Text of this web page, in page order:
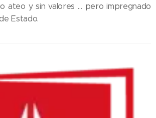
ateo y sin valores … pero impregnado
Estado.